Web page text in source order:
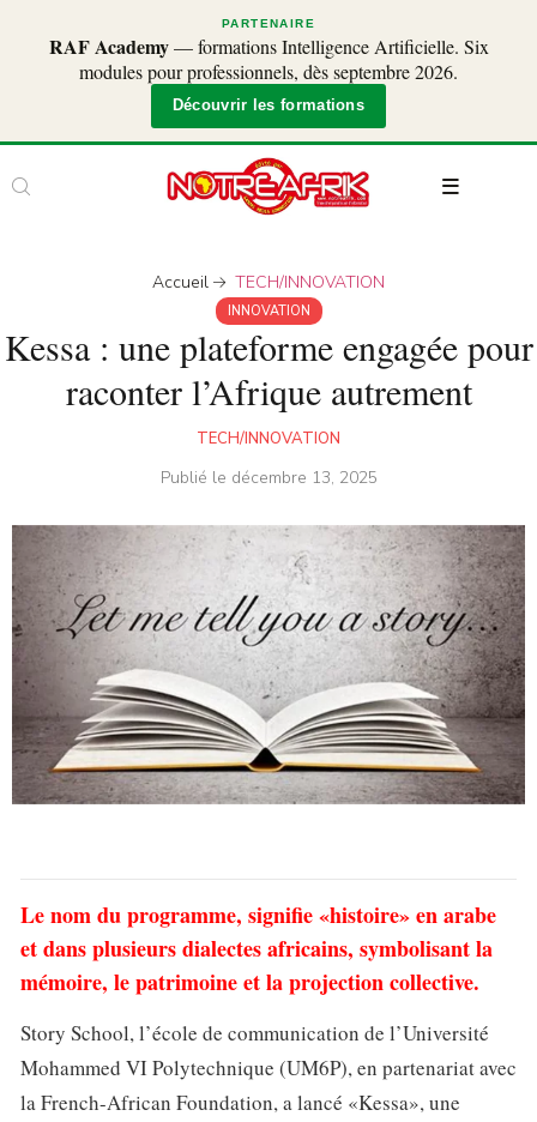
PARTENAIRE
RAF Academy— formations Intelligence Artificielle. Six
modules pour professionnels, dès septembre 2026.
Découvrir les formations
Accueil TECH/INNOVATION
INNOVATION
Kessa : une plateforme engagée pour
raconter l’Afrique autrement
TECH/INNOVATION
Publié le décembre 13, 2025
Le nom du programme, signifie «histoire» en arabe
et dans plusieurs dialectes africains, symbolisant la
mémoire, le patrimoine et la projection collective.
Story School, l’école de communication de l’Université
Mohammed VI Polytechnique (UM6P), en partenariat avec
la French-African Foundation, a lancé «Kessa», une